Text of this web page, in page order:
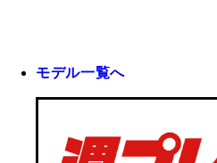
モデル一覧へ